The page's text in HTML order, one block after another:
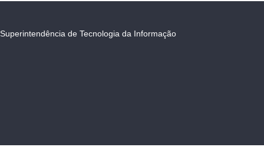
Superintendência de Tecnologia da Informação